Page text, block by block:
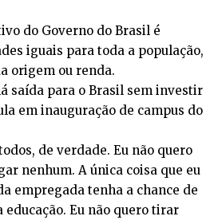
do Governo do Brasil é
iguais para toda a população,
origem ou renda.
saída para o Brasil sem investir
em inauguração de campus do
de verdade. Eu não quero
nenhum. A única coisa que eu
empregada tenha a chance de
Eu não quero tirar